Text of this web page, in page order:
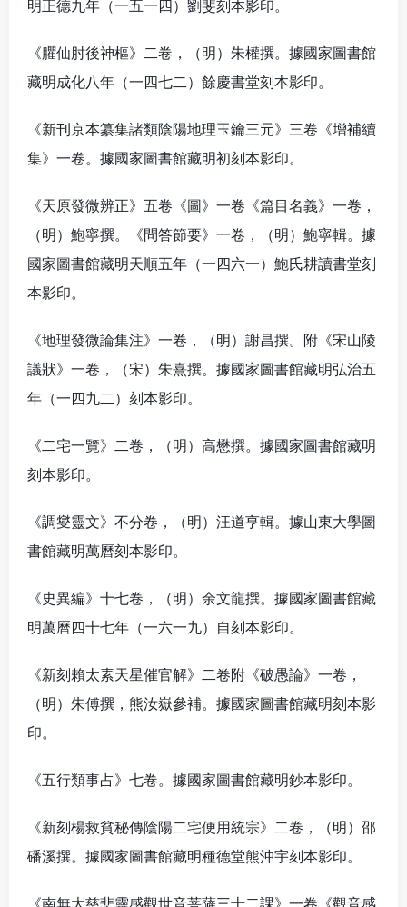
明正德九年（一五一四）劉斐刻本影印。
《臞仙肘後神樞》二卷，（明）朱權撰。據國家圖書館
藏明成化八年（一四七二）餘慶書堂刻本影印。
《新刊京本纂集諸類陰陽地理玉鑰三元》三卷《增補續
集》一卷。據國家圖書館藏明初刻本影印。
《天原發微辨正》五卷《圖》一卷《篇目名義》一卷，
（明）鮑寧撰。《問答節要》一卷，（明）鮑寧輯。據
國家圖書館藏明天順五年（一四六一）鮑氏耕讀書堂刻
本影印。
《地理發微論集注》一卷，（明）謝昌撰。附《宋山陵
議狀》一卷，（宋）朱熹撰。據國家圖書館藏明弘治五
年（一四九二）刻本影印。
《二宅一覽》二卷，（明）高懋撰。據國家圖書館藏明
刻本影印。
《調燮靈文》不分卷，（明）汪道亨輯。據山東大學圖
書館藏明萬曆刻本影印。
《史異編》十七卷，（明）余文龍撰。據國家圖書館藏
明萬曆四十七年（一六一九）自刻本影印。
《新刻賴太素天星催官解》二卷附《破愚論》一卷，
（明）朱傅撰，熊汝嶽參補。據國家圖書館藏明刻本影
印。
《五行類事占》七卷。據國家圖書館藏明鈔本影印。
《新刻楊救貧秘傳陰陽二宅便用統宗》二卷，（明）邵
磻溪撰。據國家圖書館藏明種德堂熊沖宇刻本影印。
《南無大慈悲靈感觀世音菩薩三十二課》一卷《觀音感